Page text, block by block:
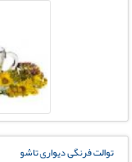
توالت فرنگی دیواری تاشو